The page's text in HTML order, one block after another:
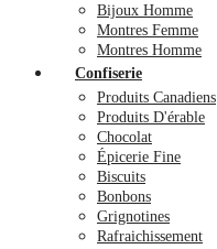
Bijoux Homme
Montres Femme
Montres Homme
Confiserie
Produits Canadiens
Produits D'érable
Chocolat
Épicerie Fine
Biscuits
Bonbons
Grignotines
Rafraichissement